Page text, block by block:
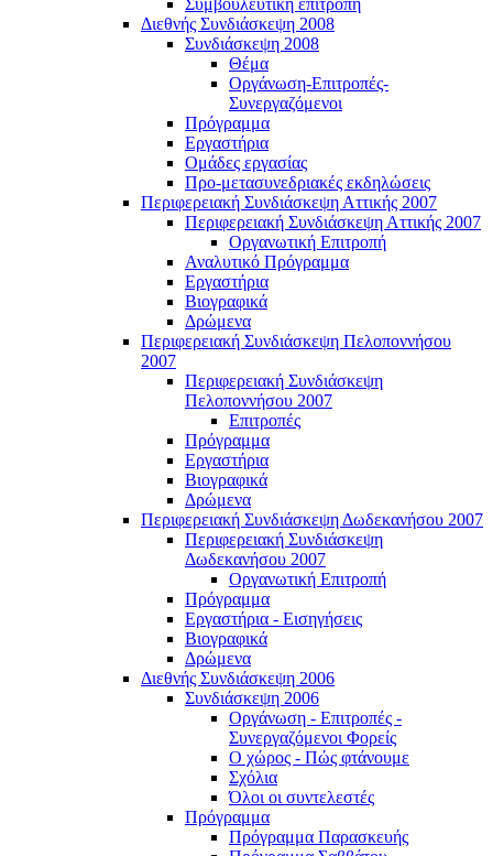
Συμβουλευτική επιτροπή
Διεθνής Συνδιάσκεψη 2008
Συνδιάσκεψη 2008
Θέμα
Οργάνωση-Επιτροπές-
Συνεργαζόμενοι
Πρόγραμμα
Εργαστήρια
Ομάδες εργασίας
Προ-μετασυνεδριακές εκδηλώσεις
Περιφερειακή Συνδιάσκεψη Αττικής 2007
Περιφερειακή Συνδιάσκεψη Αττικής 2007
Οργανωτική Επιτροπή
Αναλυτικό Πρόγραμμα
Εργαστήρια
Βιογραφικά
Δρώμενα
Περιφερειακή Συνδιάσκεψη Πελοποννήσου
2007
Περιφερειακή Συνδιάσκεψη
Πελοποννήσου 2007
Επιτροπές
Πρόγραμμα
Εργαστήρια
Βιογραφικά
Δρώμενα
Περιφερειακή Συνδιάσκεψη Δωδεκανήσου 2007
Περιφερειακή Συνδιάσκεψη
Δωδεκανήσου 2007
Οργανωτική Επιτροπή
Πρόγραμμα
Εργαστήρια - Εισηγήσεις
Βιογραφικά
Δρώμενα
Διεθνής Συνδιάσκεψη 2006
Συνδιάσκεψη 2006
Οργάνωση - Επιτροπές -
Συνεργαζόμενοι Φορείς
Ο χώρος - Πώς φτάνουμε
Σχόλια
Όλοι οι συντελεστές
Πρόγραμμα
Πρόγραμμα Παρασκευής